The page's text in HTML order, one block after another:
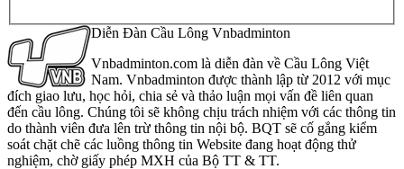
Diễn Đàn Cầu Lông Vnbadminton
Vnbadminton.com là diễn đàn về Cầu Lông Việt
Nam. Vnbadminton được thành lập từ 2012 với mục
đích giao lưu, học hỏi, chia sẻ và thảo luận mọi vấn đề liên quan
đến cầu lông. Chúng tôi sẽ không chịu trách nhiệm với các thông tin
do thành viên đưa lên trừ thông tin nội bộ. BQT sẽ cố gắng kiểm
soát chặt chẽ các luồng thông tin Website đang hoạt động thử
nghiệm, chờ giấy phép MXH của Bộ TT & TT.